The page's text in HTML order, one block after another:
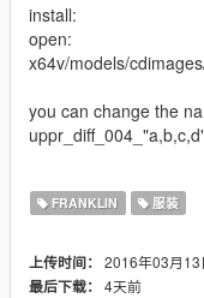
install:
open:
x64v/models/
you can change the
FRANKLIN 服装
上传时间： 2016年03月13
最后下载： 4天前